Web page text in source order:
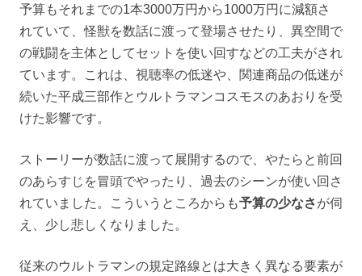
予算もそれまでの1本3000万円から1000万円に減額さ
れていて、怪獣を数話に渡って登場させたり、異空間で
の戦闘を主体としてセットを使い回すなどの工夫がされ
ています。これは、視聴率の低迷や、関連商品の低迷が
続いた平成三部作とウルトラマンコスモスのあおりを受
けた影響です。
ストーリーが数話に渡って展開するので、やたらと前回
のあらすじを冒頭でやったり、過去のシーンが使い回さ
れていました。こういうところからも予算の少なさが伺
え、少し悲しくなりました。
従来のウルトラマンの規定路線とは大きく異なる要素が